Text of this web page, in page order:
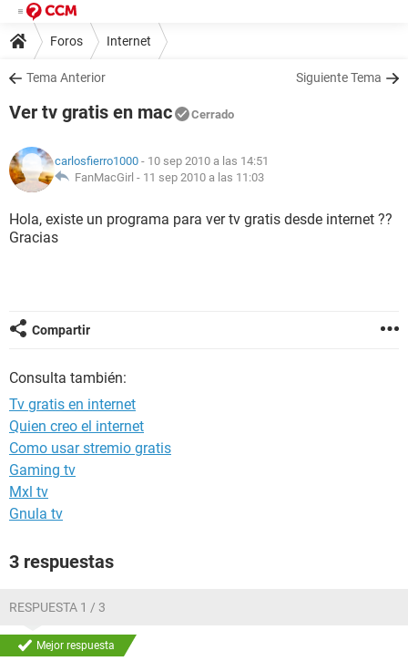
Foros Internet
Tema Anterior Siguiente Tema
Ver tv gratis en mac Cerrado
carlosfierro1000 - 10 sep 2010 a las 14:51
FanMacGirl - 11 sep 2010 a las 11:03
Hola, existe un programa para ver tv gratis desde internet ??
Gracias
Compartir
Consulta también:
Tv gratis en internet
Quien creo el internet
Como usar stremio gratis
Gaming tv
Mxl tv
Gnula tv
3 respuestas
RESPUESTA 1 / 3
Mejor respuesta